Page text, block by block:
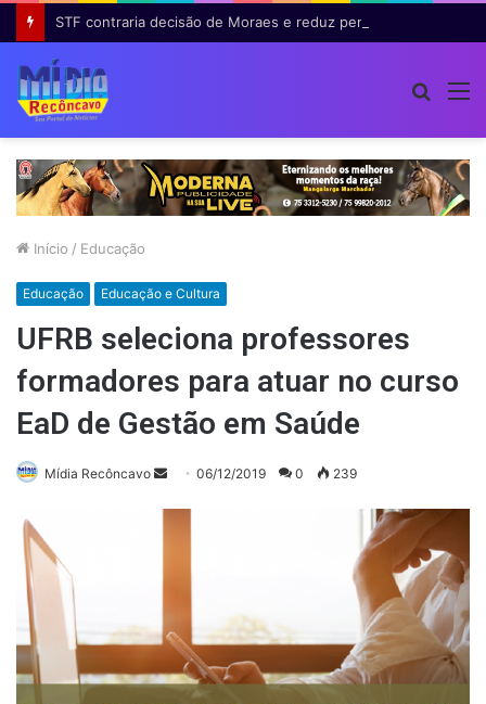
Início / Educação
Educação Educação e Cultura
UFRB seleciona professores
formadores para atuar no curso
EaD de Gestão em Saúde
Mídia Recôncavo
Mande06/12/2019 0 239